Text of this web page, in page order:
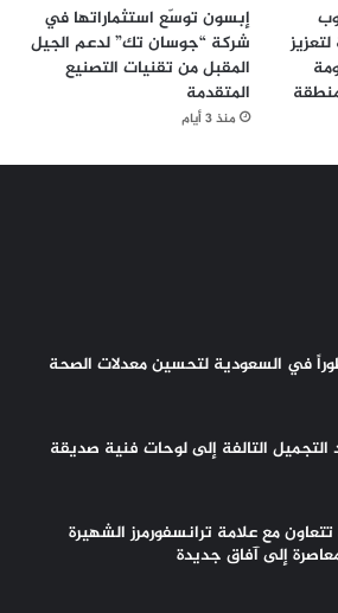
إبسون توسّع استثماراتها في
شركة “جوسان تك” لدعم الجيل
المقبل من تقنيات التصنيع
المتقدمة
منذ 3 أيام
في السعودية لتحسين معدلات الصحة
التالفة إلى لوحات فنية صديقة
مع علامة ترانسفورمرز الشهيرة
إلى آفاق جديدة